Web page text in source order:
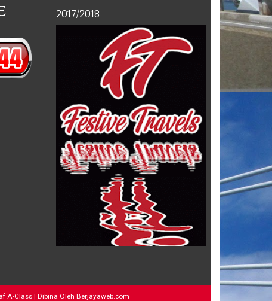
2017/2018
A-Class| Dibina Oleh Berjayaweb.com